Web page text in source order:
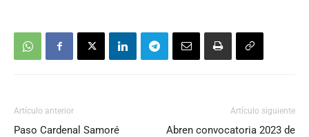
Artículo anterior
Paso Cardenal Samoré
Artículo siguiente
Abren convocatoria 2023 de